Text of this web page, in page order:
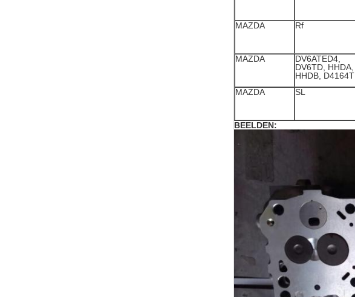
MAZDA Rf
MAZDA
DV6ATED4,
DV6TD, HHDA,
HHDB, D4164T
MAZDA
SL
BEELDEN: